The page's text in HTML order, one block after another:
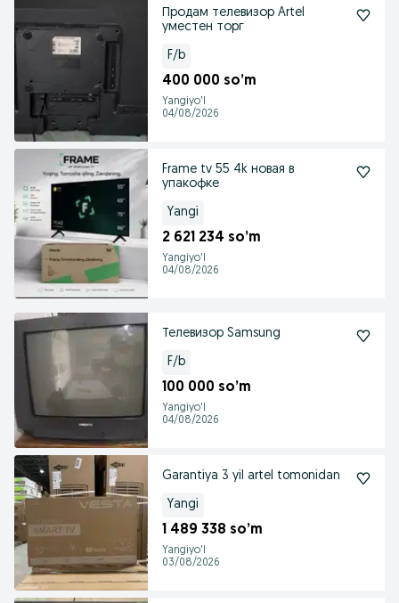
Продам телевизор Artel
уместен торг
F/b
400 000 so’m
Yangiyo'l
04/08/2026
Frame tv 55 4k новая в
упакофке
Yangi
2 621 234 so’m
Yangiyo'l
04/08/2026
Телевизор Samsung
F/b
100 000 so’m
Yangiyo'l
04/08/2026
Garantiya 3 yil artel tomonidan
Yangi
1 489 338 so’m
Yangiyo'l
03/08/2026